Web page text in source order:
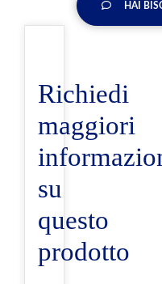
HAI
Richiedi
maggiori
su
questo
prodotto